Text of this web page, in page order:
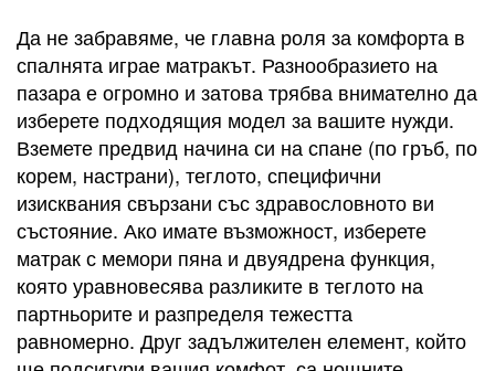
Да не забравяме, че главна роля за комфорта в
спалнята играе матракът. Разнообразието на
пазара е огромно и затова трябва внимателно да
изберете подходящия модел за вашите нужди.
Вземете предвид начина си на спане (по гръб, по
корем, настрани), теглото, специфични
изисквания свързани със здравословното ви
състояние. Ако имате възможност, изберете
матрак с мемори пяна и двуядрена функция,
която уравновесява разликите в теглото на
партньорите и разпределя тежестта
равномерно. Друг задължителен елемент, който